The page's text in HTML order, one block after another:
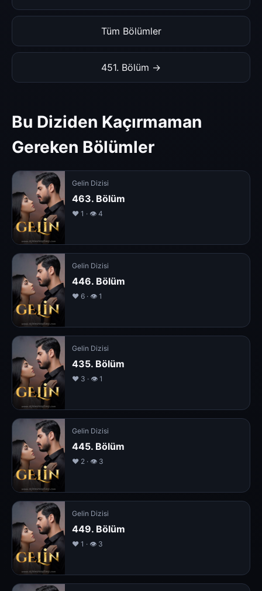
Tüm Bölümler
451. Bölüm →
Bu Diziden Kaçırmaman
Gereken Bölümler
Gelin Dizisi
463. Bölüm
❤️ 1 · 👁 4
Gelin Dizisi
446. Bölüm
❤️ 6 · 👁 1
Gelin Dizisi
435. Bölüm
❤️ 3 · 👁 1
Gelin Dizisi
445. Bölüm
❤️ 2 · 👁 3
Gelin Dizisi
449. Bölüm
❤️ 1 · 👁 3